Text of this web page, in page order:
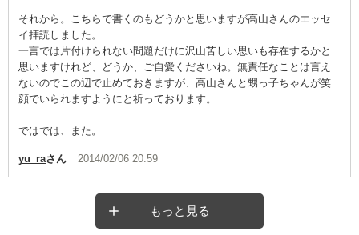
それから。こちらで書くのもどうかと思いますが高山さんのエッセ
イ拝読しました。
一言では片付けられない問題だけに沢山苦しい思いも存在するかと
思いますけれど、どうか、ご自愛くださいね。無責任なことは言え
ないのでこの辺で止めておきますが、高山さんと甥っ子ちゃんが笑
顔でいられますようにと祈っております。
ではでは、また。
yu_raさん 2014/02/06 20:59
もっと見る